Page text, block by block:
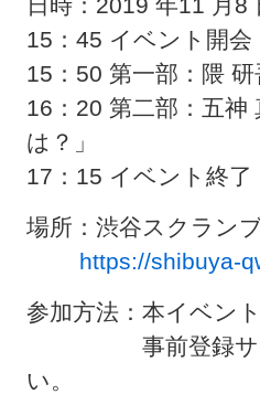
15：45 イベント開会
15：50 第一部：隈
16：20 第二部：五神
は？」
17：15 イベント終了
場所：渋谷スクラン
https://shibuya-
参加方法：本イベン
事前登録サイト
い。